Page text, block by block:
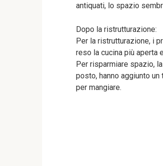
antiquati, lo spazio
Dopo la ristrutturazione:
Per la ristrutturazione, i
reso la cucina più aperta
Per risparmiare spazio,
posto, hanno aggiunto
per mangiare.